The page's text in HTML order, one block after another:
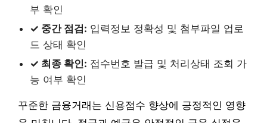
부 확인
✓ 중간 점검: 입력정보 정확성 및 첨부파일 업로
드 상태 확인
✓ 최종 확인: 접수번호 발급 및 처리상태 조회 가
능 여부 확인
꾸준한 금융거래는 신용점수 향상에 긍정적인 영향